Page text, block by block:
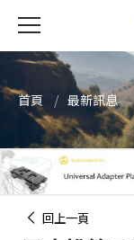
首頁 最新訊息
回上一頁